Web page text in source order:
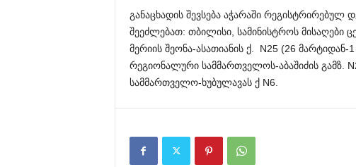
განაცხადის შევსება აჭარაში რეგისტრირებულ
შეეძლებათ: თბილისი, სამინისტროს მისაღები
მერიის შეონა-ასათიანის ქ. N25 (26
რეგიონალური სამმართველოს-აბაშიძის გამზ.
სამმართველო-ხუბულავას ქ N6.